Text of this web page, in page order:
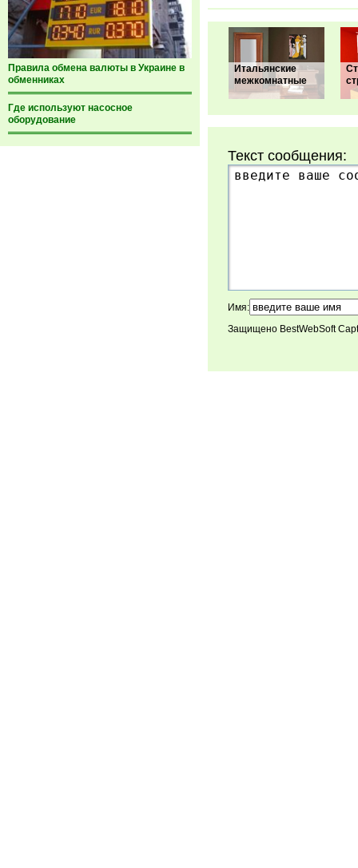
Правила обмена валюты в Украине в
обменниках
Где используют насосное
оборудование
Итальянские
межкомнатные
Текст сообщения:
Имя:
Защищено BestWebSoft